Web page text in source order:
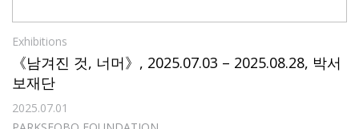
Exhibitions
《남겨진 것, 너머》, 2025.07.03 – 2025.08.28, 박서
보재단
2025.07.01